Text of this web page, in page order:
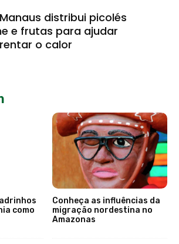
distribui picolés
e frutas para ajudar
o calor
como
Conheça as influências da
migração nordestina no
Amazonas